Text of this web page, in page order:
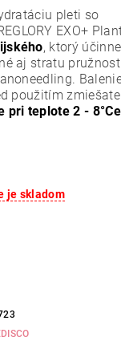
pleti so
EXO+
, ktorý
aj stratu
použitím
pri teplote 2 -
je skladom